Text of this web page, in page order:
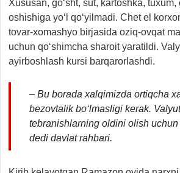
Xususan, go‘sht, sut, kartoshka,
oshishiga yo‘l qo‘yilmadi. Chet el
tovar-xomashyo birjasida oziq-ovqat
uchun qo‘shimcha sharoit yaratildi.
ayirboshlash kursi barqarorlashdi.
– Bu borada xalqimizda ortiqcha
bezovtalik bo‘lmasligi kerak.
tebranishlarning oldini olish
dedi davlat rahbari.